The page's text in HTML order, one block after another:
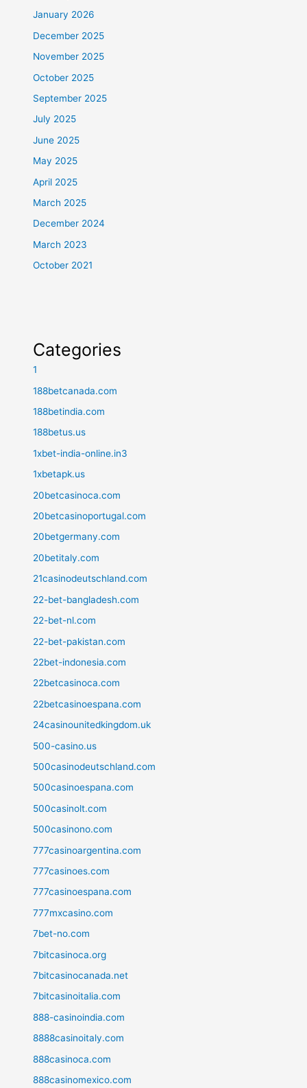
January 2026
December 2025
November 2025
October 2025
September 2025
July 2025
June 2025
May 2025
April 2025
March 2025
December 2024
March 2023
October 2021
Categories
1
188betcanada.com
188betindia.com
188betus.us
1xbet-india-online.in3
1xbetapk.us
20betcasinoca.com
20betcasinoportugal.com
20betgermany.com
20betitaly.com
21casinodeutschland.com
22-bet-bangladesh.com
22-bet-nl.com
22-bet-pakistan.com
22bet-indonesia.com
22betcasinoca.com
22betcasinoespana.com
24casinounitedkingdom.uk
500-casino.us
500casinodeutschland.com
500casinoespana.com
500casinolt.com
500casinono.com
777casinoargentina.com
777casinoes.com
777casinoespana.com
777mxcasino.com
7bet-no.com
7bitcasinoca.org
7bitcasinocanada.net
7bitcasinoitalia.com
888-casinoindia.com
8888casinoitaly.com
888casinoca.com
888casinomexico.com